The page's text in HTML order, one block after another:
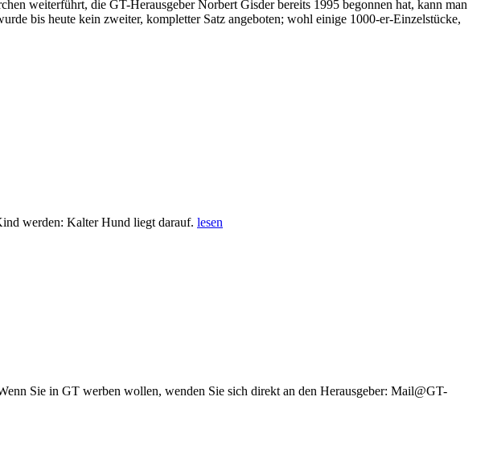
weiterführt, die GT-Herausgeber Norbert Gisder bereits 1995 begonnen hat, kann man
bis heute kein zweiter, kompletter Satz angeboten; wohl einige 1000-er-Einzelstücke,
werden: Kalter Hund liegt darauf. lesen
Sie in GT werben wollen, wenden Sie sich direkt an den Herausgeber: Mail@GT-